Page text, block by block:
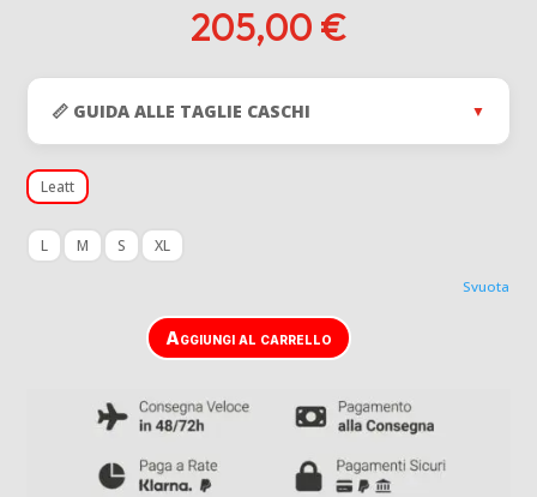
205,00 €
📏 GUIDA ALLE TAGLIE CASCHI ▼
Leatt
L M S XL
Svuota
Aggiungi al carrello